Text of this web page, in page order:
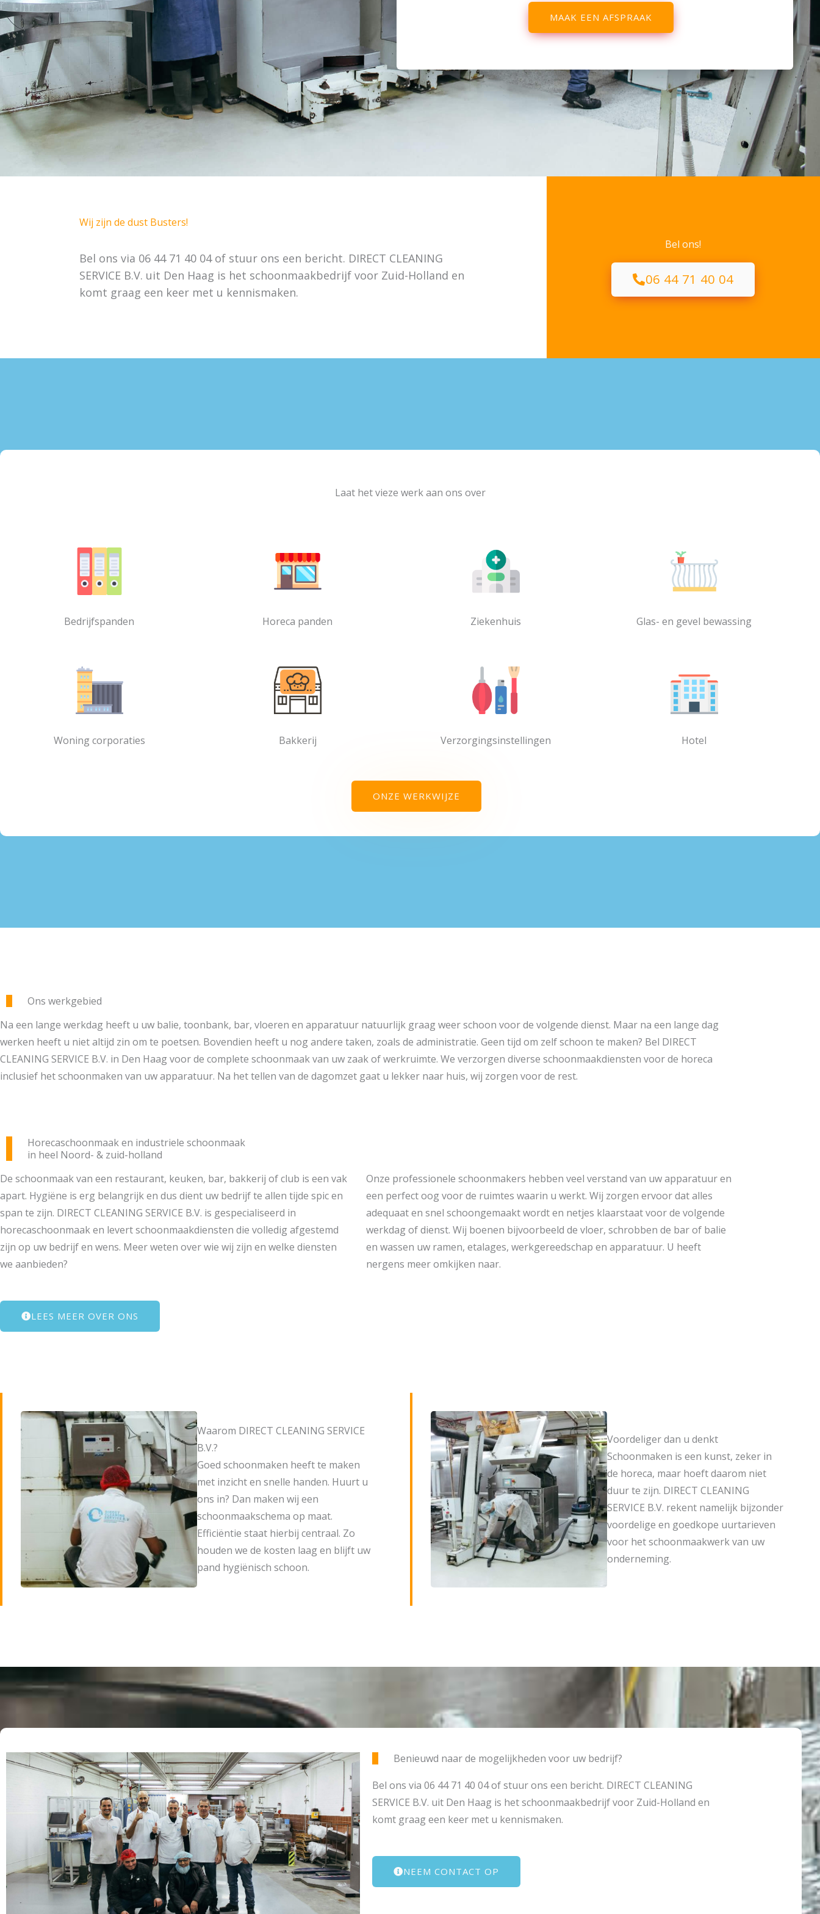
MAAK EEN AFSPRAAK
Wij zijn de dust Busters!
Bel ons via 06 44 71 40 04 of stuur ons een bericht. DIRECT CLEANING
SERVICE B.V. uit Den Haag is het schoonmaakbedrijf voor Zuid-Holland en
komt graag een keer met u kennismaken.
Bel ons!
06 44 71 40 04
Laat het vieze werk aan ons over
Bedrijfspanden Horeca panden Ziekenhuis Glas- en gevel bewassing
Woning corporaties Bakkerij Verzorgingsinstellingen Hotel
ONZE WERKWIJZE
Ons werkgebied
Na een lange werkdag heeft u uw balie, toonbank, bar, vloeren en apparatuur natuurlijk graag weer schoon voor de volgende dienst. Maar na een lange dag
werken heeft u niet altijd zin om te poetsen. Bovendien heeft u nog andere taken, zoals de administratie. Geen tijd om zelf schoon te maken? Bel DIRECT
CLEANING SERVICE B.V. in Den Haag voor de complete schoonmaak van uw zaak of werkruimte. We verzorgen diverse schoonmaakdiensten voor de horeca
inclusief het schoonmaken van uw apparatuur. Na het tellen van de dagomzet gaat u lekker naar huis, wij zorgen voor de rest.
Horecaschoonmaak en industriele schoonmaak
in heel Noord- & zuid-holland
De schoonmaak van een restaurant, keuken, bar, bakkerij of club is een vak
apart. Hygiëne is erg belangrijk en dus dient uw bedrijf te allen tijde spic en
span te zijn. DIRECT CLEANING SERVICE B.V. is gespecialiseerd in
horecaschoonmaak en levert schoonmaakdiensten die volledig afgestemd
zijn op uw bedrijf en wens. Meer weten over wie wij zijn en welke diensten
we aanbieden?
LEES MEER OVER ONS
Onze professionele schoonmakers hebben veel verstand van uw apparatuur en
een perfect oog voor de ruimtes waarin u werkt. Wij zorgen ervoor dat alles
adequaat en snel schoongemaakt wordt en netjes klaarstaat voor de volgende
werkdag of dienst. Wij boenen bijvoorbeeld de vloer, schrobben de bar of balie
en wassen uw ramen, etalages, werkgereedschap en apparatuur. U heeft
nergens meer omkijken naar.
Waarom DIRECT CLEANING SERVICE
B.V.?
Goed schoonmaken heeft te maken
met inzicht en snelle handen. Huurt u
ons in? Dan maken wij een
schoonmaakschema op maat.
Efficiëntie staat hierbij centraal. Zo
houden we de kosten laag en blijft uw
pand hygiënisch schoon.
Voordeliger dan u denkt
Schoonmaken is een kunst, zeker in
de horeca, maar hoeft daarom niet
duur te zijn. DIRECT CLEANING
SERVICE B.V. rekent namelijk bijzonder
voordelige en goedkope uurtarieven
voor het schoonmaakwerk van uw
onderneming.
Benieuwd naar de mogelijkheden voor uw bedrijf?
Bel ons via 06 44 71 40 04 of stuur ons een bericht. DIRECT CLEANING
SERVICE B.V. uit Den Haag is het schoonmaakbedrijf voor Zuid-Holland en
komt graag een keer met u kennismaken.
NEEM CONTACT OP